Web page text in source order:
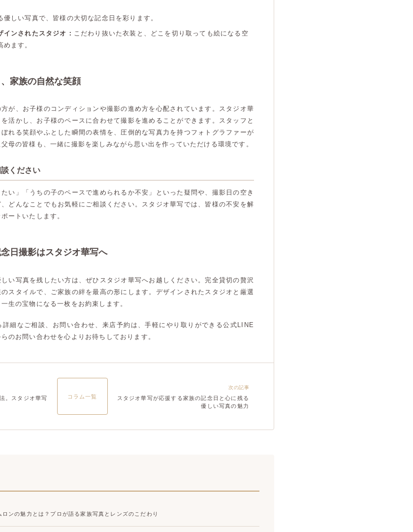
優しい写真で、皆様の大切な記念日を彩ります。
ンされたスタジオ：
こだわり抜いた衣装と、どこを切り取っても絵になる空
ます。
家族の自然な笑顔
方が、お子様のコンディションや撮影の進め方を心配されています。スタジオ華
活かし、お子様のペースに合わせて撮影を進めることができます。スタッフと
れる笑顔やふとした瞬間の表情を、圧倒的な写真力を持つフォトグラファーが
母の皆様も、一緒に撮影を楽しみながら思い出を作っていただける環境です。
ください
たい」「うちの子のペースで進められるか不安」といった疑問や、撮影日の空き
どんなことでもお気軽にご相談ください。スタジオ華写では、皆様の不安を解
ートいたします。
日撮影はスタジオ華写へ
い写真を残したい方は、ぜひスタジオ華写へお越しください。完全貸切の贅沢
スタイルで、ご家族の絆を最高の形にします。デザインされたスタジオと厳選
生の宝物になる一枚をお約束します。
細なご相談、お問い合わせ、来店予約は、手軽にやり取りができる公式LINE
のお問い合わせを心よりお待ちしております。
。スタジオ華写
コラム一覧
次の記事
スタジオ華写が応援する家族の記念日と心に残る
優しい写真の魅力
ロンの魅力とは？プロが語る家族写真とレンズのこだわり
高崎店
大宮店
高崎店
大宮店